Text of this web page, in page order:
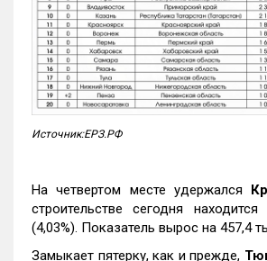
Источник:ЕРЗ.РФ
На четвертом месте удержался
строительстве сегодня
(4,03%). Показатель вырос на 457,4
Замыкает пятерку, как и прежде,